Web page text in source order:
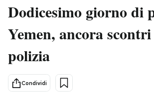
Italia
Politica
Tecnologia
Scienza
Moda
Dodicesimo giorno di
Yemen, ancora
polizia
Condividi